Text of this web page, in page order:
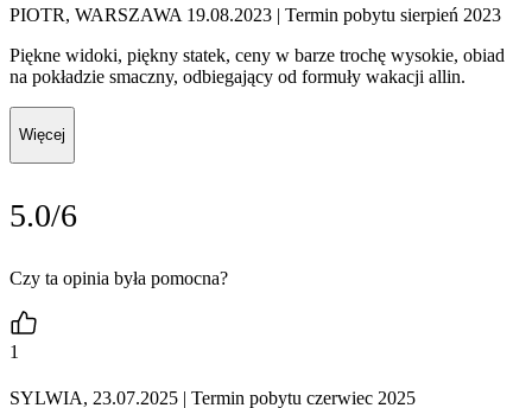
PIOTR, WARSZAWA 19.08.2023 | Termin pobytu sierpień 2023
Piękne widoki, piękny statek, ceny w barze trochę wysokie, obiad
na pokładzie smaczny, odbiegający od formuły wakacji allin.
Więcej
5.0/6
Czy ta opinia była pomocna?
1
SYLWIA, 23.07.2025 | Termin pobytu czerwiec 2025